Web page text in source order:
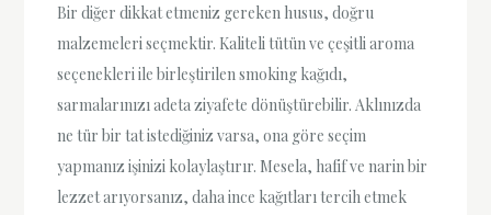
Bir diğer dikkat etmeniz gereken husus, doğru
malzemeleri seçmektir. Kaliteli tütün ve çeşitli aroma
seçenekleri ile birleştirilen smoking kağıdı,
sarmalarınızı adeta ziyafete dönüştürebilir. Aklınızda
ne tür bir tat istediğiniz varsa, ona göre seçim
yapmanız işinizi kolaylaştırır. Mesela, hafif ve narin bir
lezzet arıyorsanız, daha ince kağıtları tercih etmek